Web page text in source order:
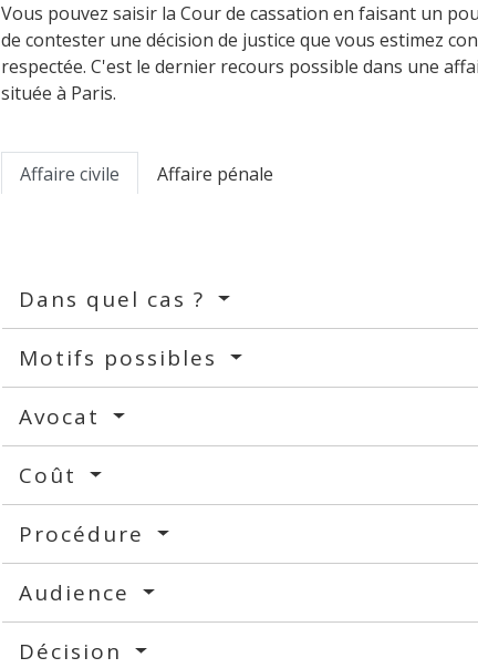
Vous pouvez saisir la Cour de cassation en faisant un
de contester une décision de justice que vous estimez
respectée. C'est le dernier recours possible dans une
située à Paris.
Affaire civile Affaire pénale
Dans quel cas ?
Motifs possibles
Avocat
Coût
Procédure
Audience
Décision